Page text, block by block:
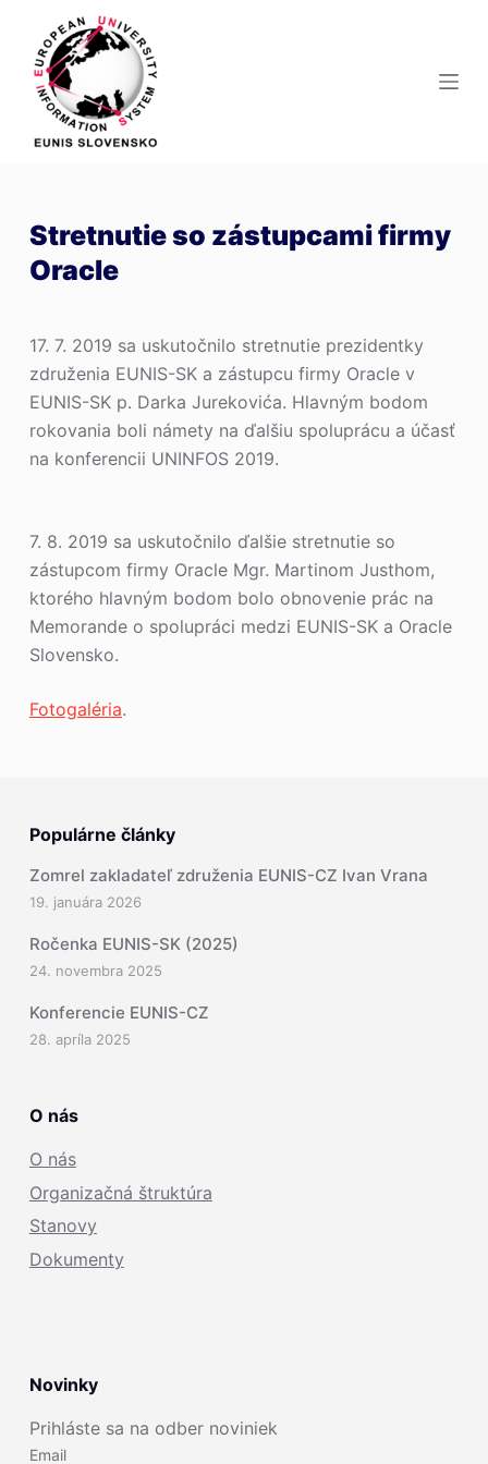
o
n
Stretnutie so zástupcami firmy
Oracle
17. 7. 2019 sa uskutočnilo stretnutie prezidentky
združenia EUNIS-SK a zástupcu firmy Oracle v
EUNIS-SK p. Darka Jurekovića. Hlavným bodom
rokovania boli námety na ďalšiu spoluprácu a účasť
na konferencii UNINFOS 2019.
7. 8. 2019 sa uskutočnilo ďalšie stretnutie so
zástupcom firmy Oracle Mgr. Martinom Justhom,
ktorého hlavným bodom bolo obnovenie prác na
Memorande o spolupráci medzi EUNIS-SK a Oracle
Slovensko.
Fotogaléria.
Populárne články
Zomrel zakladateľ združenia EUNIS-CZ Ivan Vrana
19. januára 2026
Ročenka EUNIS-SK (2025)
24. novembra 2025
Konferencie EUNIS-CZ
28. apríla 2025
O nás
O nás
Organizačná štruktúra
Stanovy
Dokumenty
Novinky
Prihláste sa na odber noviniek
Email